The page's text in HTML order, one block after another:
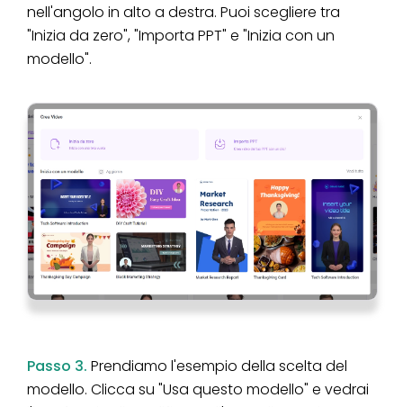
nell'angolo in alto a destra. Puoi scegliere tra
"Inizia da zero", "Importa PPT" e "Inizia con un
modello".
Passo 3. Prendiamo l'esempio della scelta del
modello. Clicca su "Usa questo modello" e vedrai